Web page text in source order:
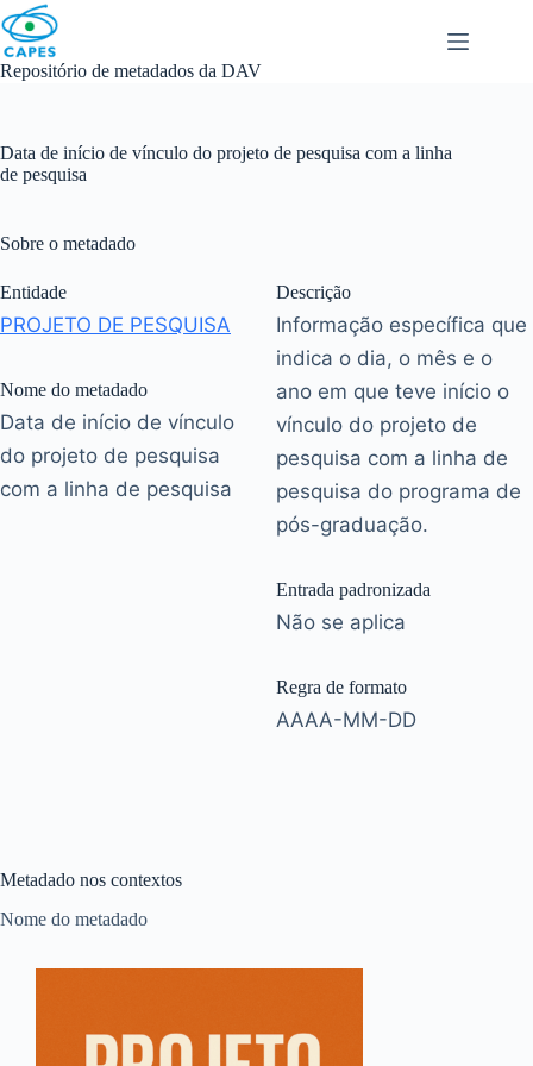
Skip
to
content
Repositório de metadados da DAV
Data de início de vínculo do projeto de pesquisa com a linha
de pesquisa
Sobre o metadado
Entidade
PROJETO DE PESQUISA
Nome do metadado
Data de início de vínculo
do projeto de pesquisa
com a linha de pesquisa
Descrição
Informação específica que
indica o dia, o mês e o
ano em que teve início o
vínculo do projeto de
pesquisa com a linha de
pesquisa do programa de
pós-graduação.
Entrada padronizada
Não se aplica
Regra de formato
AAAA-MM-DD
Metadado nos contextos
Nome do metadado